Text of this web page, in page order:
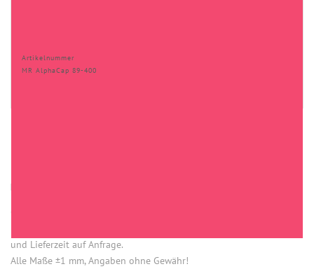
Artikelnummer
MR AlphaCap 89-400
HINWEISE
und Lieferzeit auf Anfrage.
Alle Maße ±1 mm, Angaben ohne Gewähr!